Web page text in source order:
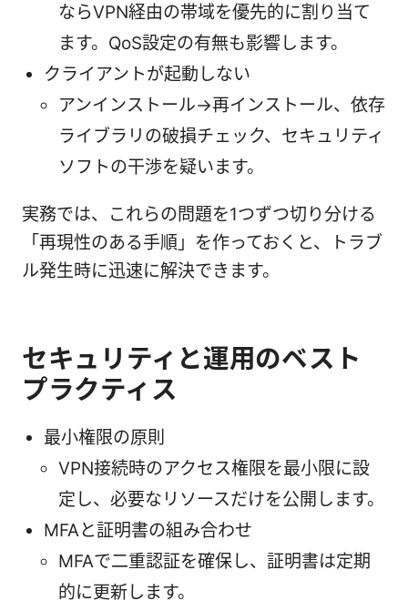
ならVPN経由の帯域を優先的に割り当て
ます。QoS設定の有無も影響します。
クライアントが起動しない
アンインストール→再インストール、依存
ライブラリの破損チェック、セキュリティ
ソフトの干渉を疑います。
実務では、これらの問題を1つずつ切り分ける
「再現性のある手順」を作っておくと、トラブ
ル発生時に迅速に解決できます。
セキュリティと運用のベスト
プラクティス
最小権限の原則
VPN接続時のアクセス権限を最小限に設
定し、必要なリソースだけを公開します。
MFAと証明書の組み合わせ
MFAで二重認証を確保し、証明書は定期
的に更新します。